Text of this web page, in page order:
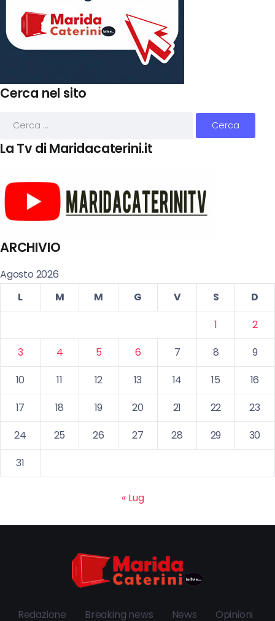
Cerca nel sito
La Tv di Maridacaterini.it
ARCHIVIO
Agosto 2026
L
M M G V S
D
1
2
3
4 5 6 7 8
9
10
11 12 13 14 15
16
17
18 19 20 21 22
23
24
25 26 27 28 29
30
31
« Lug
Redazione Breaking news News Opinioni